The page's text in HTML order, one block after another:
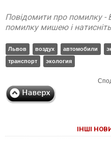
Повідомити про помилку -
помилку мишею і
Львов воздух автомобили
транспорт
экология
ІНШІ